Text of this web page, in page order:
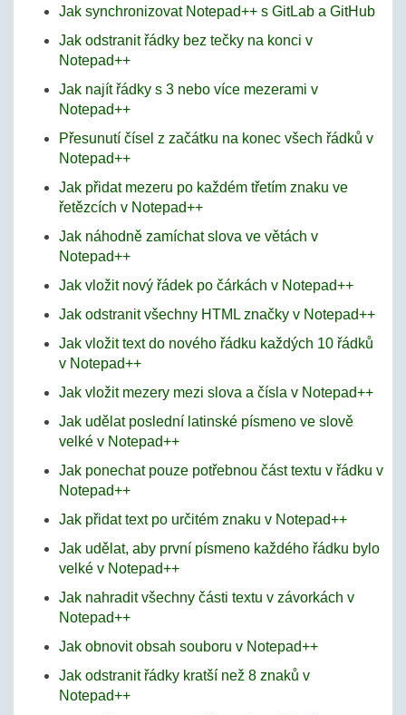
Jak synchronizovat Notepad++ s GitLab a GitHub
Jak odstranit řádky bez tečky na konci v
Notepad++
Jak najít řádky s 3 nebo více mezerami v
Notepad++
Přesunutí čísel z začátku na konec všech řádků v
Notepad++
Jak přidat mezeru po každém třetím znaku ve
řetězcích v Notepad++
Jak náhodně zamíchat slova ve větách v
Notepad++
Jak vložit nový řádek po čárkách v Notepad++
Jak odstranit všechny HTML značky v Notepad++
Jak vložit text do nového řádku každých 10 řádků
v Notepad++
Jak vložit mezery mezi slova a čísla v Notepad++
Jak udělat poslední latinské písmeno ve slově
velké v Notepad++
Jak ponechat pouze potřebnou část textu v řádku v
Notepad++
Jak přidat text po určitém znaku v Notepad++
Jak udělat, aby první písmeno každého řádku bylo
velké v Notepad++
Jak nahradit všechny části textu v závorkách v
Notepad++
Jak obnovit obsah souboru v Notepad++
Jak odstranit řádky kratší než 8 znaků v
Notepad++